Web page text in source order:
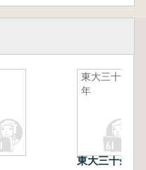
東大三十余
年
東大三十余年